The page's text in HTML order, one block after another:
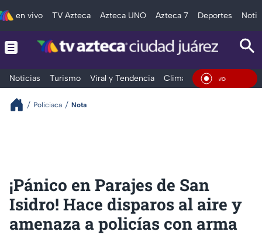
en vivo TV Azteca Azteca UNO Azteca 7 Deportes
Noticias Turismo Viral y Tendencia Clima Deportes En
Policiaca Nota
¡Pánico en Parajes de San
Isidro! Hace disparos al aire y
amenaza a policías con arma